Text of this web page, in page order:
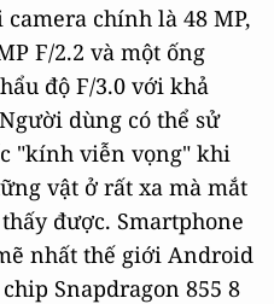
chính là 48 MP,
F/2.2 và một ống
độ F/3.0 với khả
dùng có thể sử
"kính viễn vọng" khi
vật ở rất xa mà mắt
được. Smartphone
nhất thế giới Android
Snapdragon 855 8